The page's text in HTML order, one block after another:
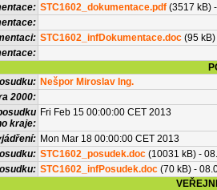
STC1602_dokumentace.pdf (3517 kB)
STC1602_infDokumentace.doc (95
Nešpor Miroslav Ing.
2000:
kraje:
Fri Feb 15 00:00:00 CET 2013
Mon Mar 18 00:00:00 CET 2013
STC1602_posudek.doc (10031 kB) -
STC1602_infPosudek.doc (70 kB) -